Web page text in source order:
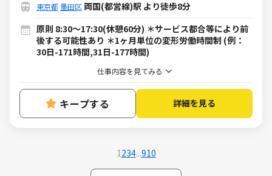
東京都 墨田区 両国(都営線)駅 より徒歩8分
原則 8:30～17:30(休憩60分) ＊サービス都合等により前
後する可能性あり ＊1ヶ月単位の変形労働時間制 (例：
30日-171時間,31日-177時間)
仕事内容を見てみる
キープする 詳細を見る
1 234...910